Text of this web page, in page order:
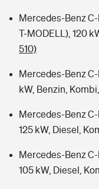
Mercedes-Benz C-
T-MODELL), 120
510)
Mercedes-Benz C-
kW, Benzin,
Mercedes-Benz C-
125 kW, Diesel,
Mercedes-Benz C-
105 kW, Diesel,